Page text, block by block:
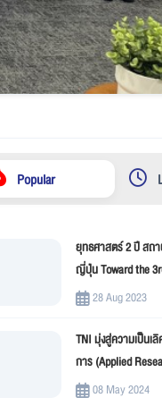
Popular
ยุทธศาสตร์ 2 ปี สถา
ญี่ปุ่น Toward the
New Innovation –TNI)
28 Aug 2023
TNI มุ่งสู่ความเป็นเ
การ (Applied
สารสนเทศ
08 May 2024